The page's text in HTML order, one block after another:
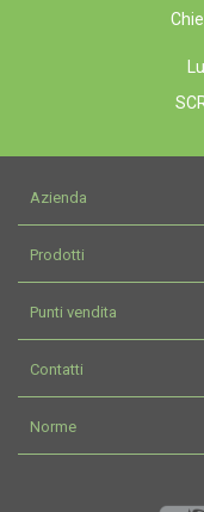
Azienda
Prodotti
Punti vendita
Contatti
Norme